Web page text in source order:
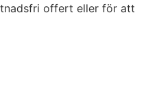
offert eller för att